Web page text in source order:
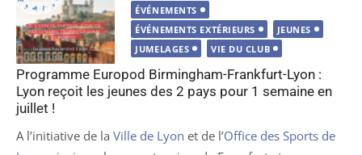
le
ÉVÉNEMENTS
ÉVÉNEMENTS EXTÉRIEURS
JEUNES
JUMELAGES
VIE DU CLUB
Programme Europod Birmingham-Frankfurt-Lyon :
Lyon reçoit les jeunes des 2 pays pour 1 semaine en
juillet !
A l’initiative de la Ville de Lyon et de l’Office des Sports de